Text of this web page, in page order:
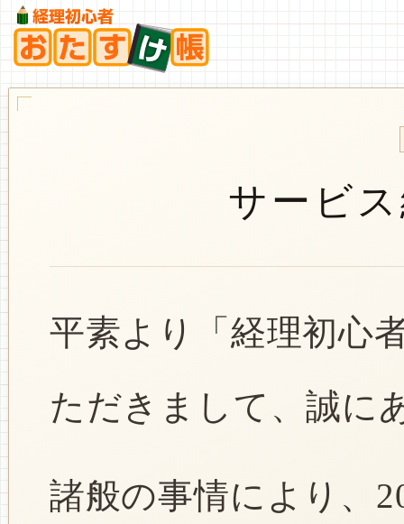
サービ
平素より「経理初心
ただきまして、誠に
諸般の事情により、